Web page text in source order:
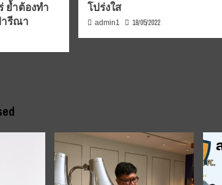
ย้ำต้องทำ
ารีณา
โปร่งใส
admin1 18/05/2022